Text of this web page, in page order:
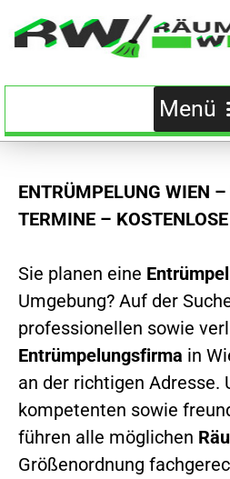
ENTRÜMPELUNG WIEN
TERMINE –
Sie planen eine
Umgebung? Auf der
professionellen sowie
Entrümpelungsfirma in
an der richtigen Adresse.
kompetenten sowie
führen alle möglichen
Größenordnung